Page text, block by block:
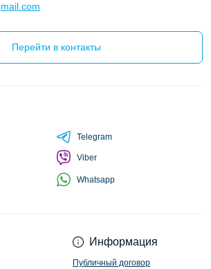
Перейти в контакты
Информация
Публичный договор
Telegram
Viber
Whatsapp